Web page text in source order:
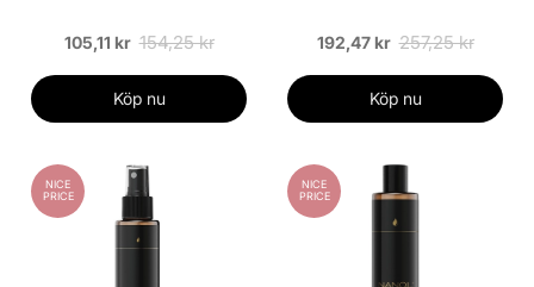
105,11 kr 154,25 kr
Köp nu
192,47 kr 257,25 kr
Köp nu
NICE
PRICE
NICE
PRICE